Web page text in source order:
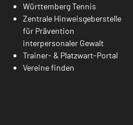
Württemberg Tennis
Zentrale Hinweisgeberstelle
für Prävention
interpersonaler Gewalt
Trainer- & Platzwart-Portal
Vereine finden